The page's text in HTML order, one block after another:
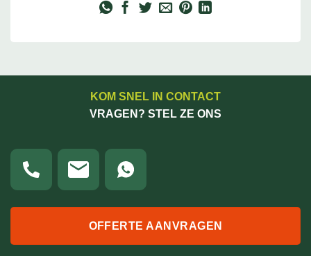
KOM SNEL IN CONTACT
VRAGEN? STEL ZE ONS
OFFERTE AANVRAGEN